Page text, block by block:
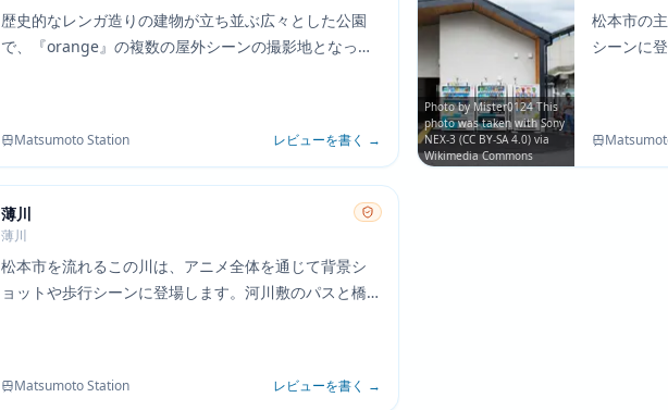
歴史的なレンガ造りの建物が立ち並ぶ広々とした公園
で、『orange』の複数の屋外シーンの撮影地となって
Matsumoto Station レビューを書く →
Photo by Mister0124 This
photo was taken with Sony
NEX-3 (CC BY-SA 4.0) via
Wikimedia Commons
松本市の
シーンに
薄川
薄川
松本市を流れるこの川は、アニメ全体を通じて背景シ
ョットや歩行シーンに登場します。河川敷のパスと橋
Matsumoto Station レビューを書く →